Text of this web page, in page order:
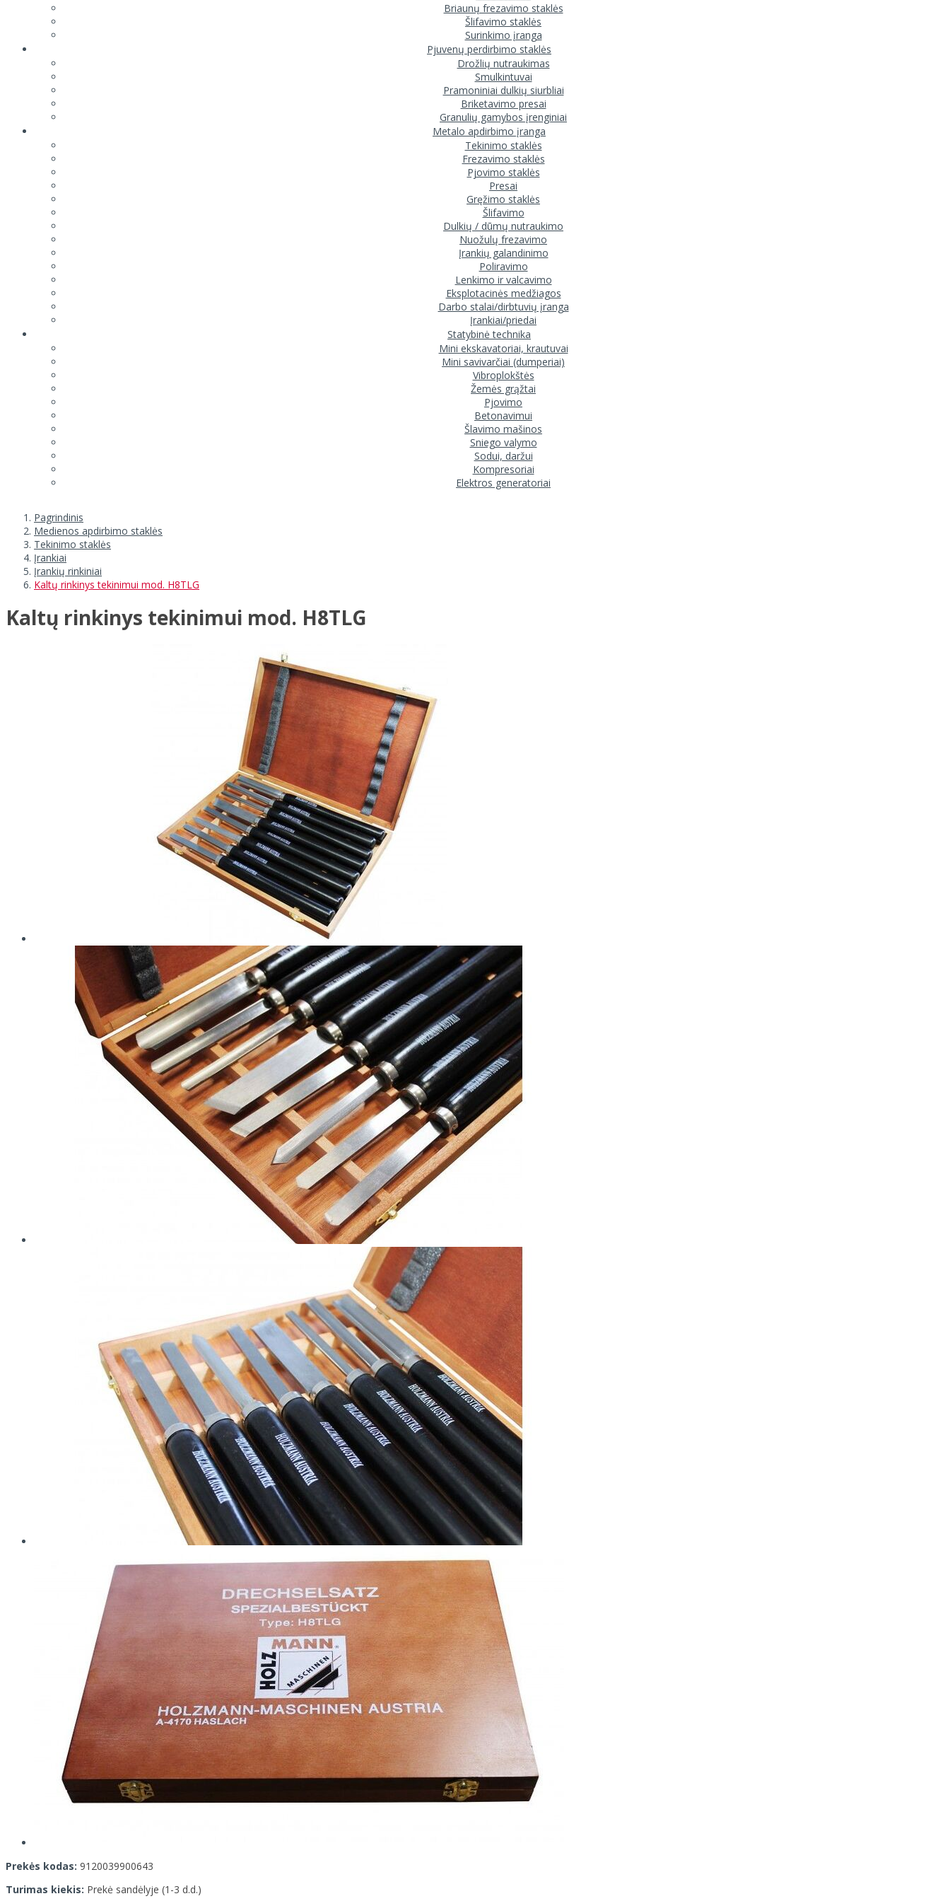
Briaunų frezavimo staklės
Šlifavimo staklės
Surinkimo įranga
Pjuvenų perdirbimo staklės
Drožlių nutraukimas
Smulkintuvai
Pramoniniai dulkių siurbliai
Briketavimo presai
Granulių gamybos įrenginiai
Metalo apdirbimo įranga
Tekinimo staklės
Frezavimo staklės
Pjovimo staklės
Presai
Gręžimo staklės
Šlifavimo
Dulkių / dūmų nutraukimo
Nuožulų frezavimo
Įrankių galandinimo
Poliravimo
Lenkimo ir valcavimo
Eksplotacinės medžiagos
Darbo stalai/dirbtuvių įranga
Įrankiai/priedai
Statybinė technika
Mini ekskavatoriai, krautuvai
Mini savivarčiai (dumperiai)
Vibroplokštės
Žemės grąžtai
Pjovimo
Betonavimui
Šlavimo mašinos
Sniego valymo
Sodui, daržui
Kompresoriai
Elektros generatoriai
Pagrindinis
Medienos apdirbimo staklės
Tekinimo staklės
Įrankiai
Įrankių rinkiniai
Kaltų rinkinys tekinimui mod. H8TLG
Kaltų rinkinys tekinimui mod. H8TLG
Prekės kodas: 9120039900643
Turimas kiekis: Prekė sandėlyje (1-3 d.d.)